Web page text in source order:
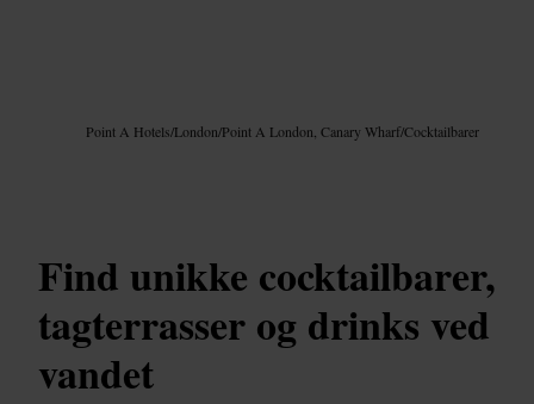
Point A Hotels/London/Point A London, Canary Wharf/Cocktailbarer
Find unikke cocktailbarer,
tagterrasser og drinks ved
vandet